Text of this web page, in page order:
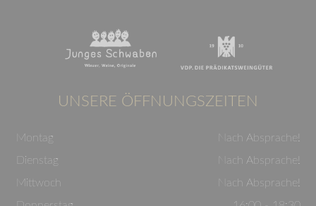
UNSERE ÖFFNUNGSZEITEN
Montag
Nach Absprache!
Dienstag
Nach Absprache!
Mittwoch
Nach Absprache!